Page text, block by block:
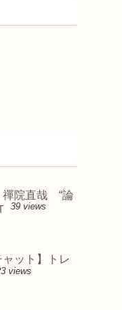
禪院直哉 “論
39 views
ャット】トレ
views